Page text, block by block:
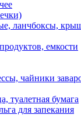
ланчбоксы,
емкости
чайники
туалетная бумага
для запекания